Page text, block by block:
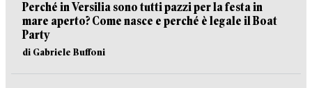
Perché in Versilia sono tutti pazzi per la festa in
mare aperto? Come nasce e perché è legale il Boat
Party
di Gabriele Buffoni